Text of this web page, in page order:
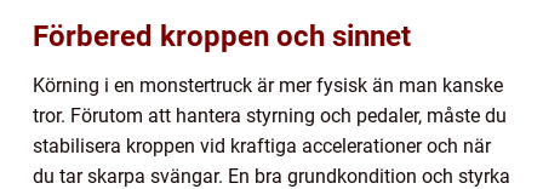
Förbered kroppen och sinnet
Körning i en monstertruck är mer fysisk än man kanske
tror. Förutom att hantera styrning och pedaler, måste du
stabilisera kroppen vid kraftiga accelerationer och när
du tar skarpa svängar. En bra grundkondition och styrka